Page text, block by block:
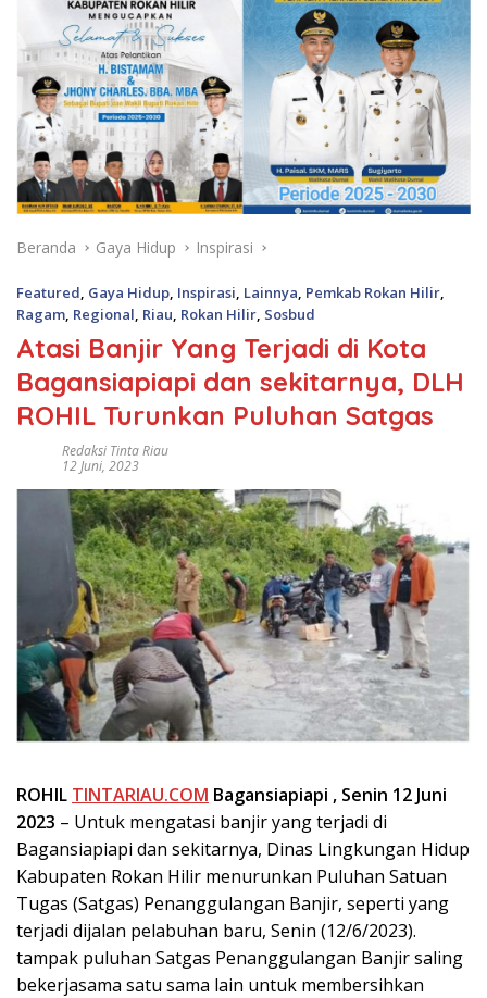
Beranda Gaya Hidup Inspirasi
Featured Gaya Hidup Inspirasi Lainnya Pemkab Rokan Hilir
Ragam Regional Riau Rokan Hilir Sosbud
Atasi Banjir Yang Terjadi di Kota
Bagansiapiapi dan sekitarnya, DLH
ROHIL Turunkan Puluhan Satgas
Redaksi Tinta Riau
12 Juni, 2023
ROHIL TINTARIAU.COM Bagansiapiapi , Senin 12 Juni
2023 – Untuk mengatasi banjir yang terjadi di
Bagansiapiapi dan sekitarnya, Dinas Lingkungan Hidup
Kabupaten Rokan Hilir menurunkan Puluhan Satuan
Tugas (Satgas) Penanggulangan Banjir, seperti yang
terjadi dijalan pelabuhan baru, Senin (12/6/2023).
tampak puluhan Satgas Penanggulangan Banjir saling
bekerjasama satu sama lain untuk membersihkan